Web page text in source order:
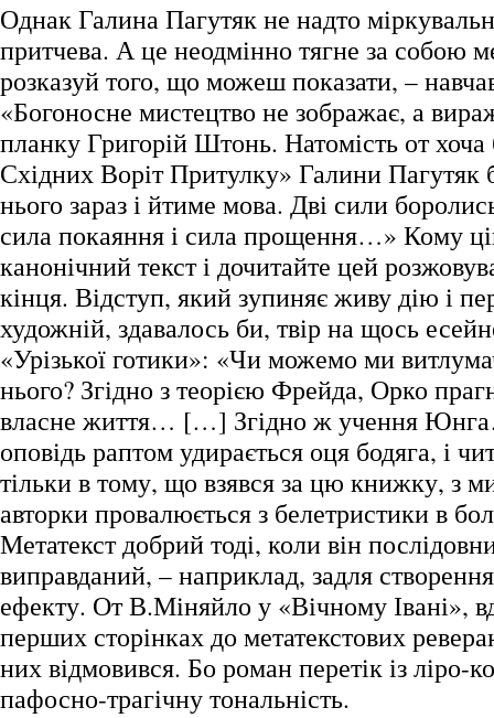
Однак Галина Пагутяк не надто
притчева. А це неодмінно тягне за собою
розказуй того, що можеш показати, –
«Богоносне мистецтво не зображає, а
планку Григорій Штонь. Натомість от
Східних Воріт Притулку» Галини
нього зараз і йтиме мова. Дві сили
сила покаяння і сила прощення…» Кому
канонічний текст і дочитайте цей
кінця. Відступ, який зупиняє живу дію і
художній, здавалось би, твір на щось
«Урізької готики»: «Чи можемо ми
нього? Згідно з теорією Фрейда, Орко
власне життя… […] Згідно ж учення
оповідь раптом удирається оця бодяга, і
тільки в тому, що взявся за цю книжку, з
авторки провалюється з белетристики в
Метатекст добрий тоді, коли він
виправданий, – наприклад, задля
ефекту. От В.Міняйло у «Вічному Івані»,
перших сторінках до метатекстових
них відмовився. Бо роман перетік із ліро-
пафосно-трагічну тональність.